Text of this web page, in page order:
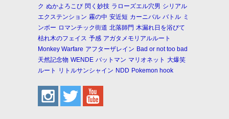
ク ぬかよろこび 閃く妙技 ラローズエル穴男 シリアル
エクステンション 霧の中 安近短 カーニバル バトル ミ
ンボー ロマンチック街道 北落師門 木漏れ日を浴びて
枯れ木のフェイス 予感 アガタメモリアルルート
Monkey Warfare アフターザレイン Bad or not too bad
天然記念物 WENDE バットマン マリオネット 大爆笑
ルート
リトルサンシャイン NDD Pokemon hook